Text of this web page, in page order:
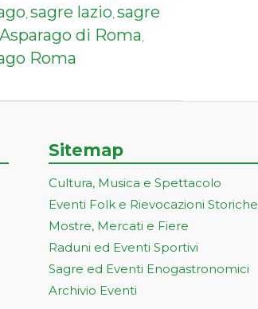
,sagre lazio,sagre
di Roma,
Roma
Sitemap
Cultura, Musica e Spettacolo
Eventi Folk e Rievocazioni Storiche
Mostre, Mercati e Fiere
Raduni ed Eventi Sportivi
Sagre ed Eventi Enogastronomici
Archivio Eventi